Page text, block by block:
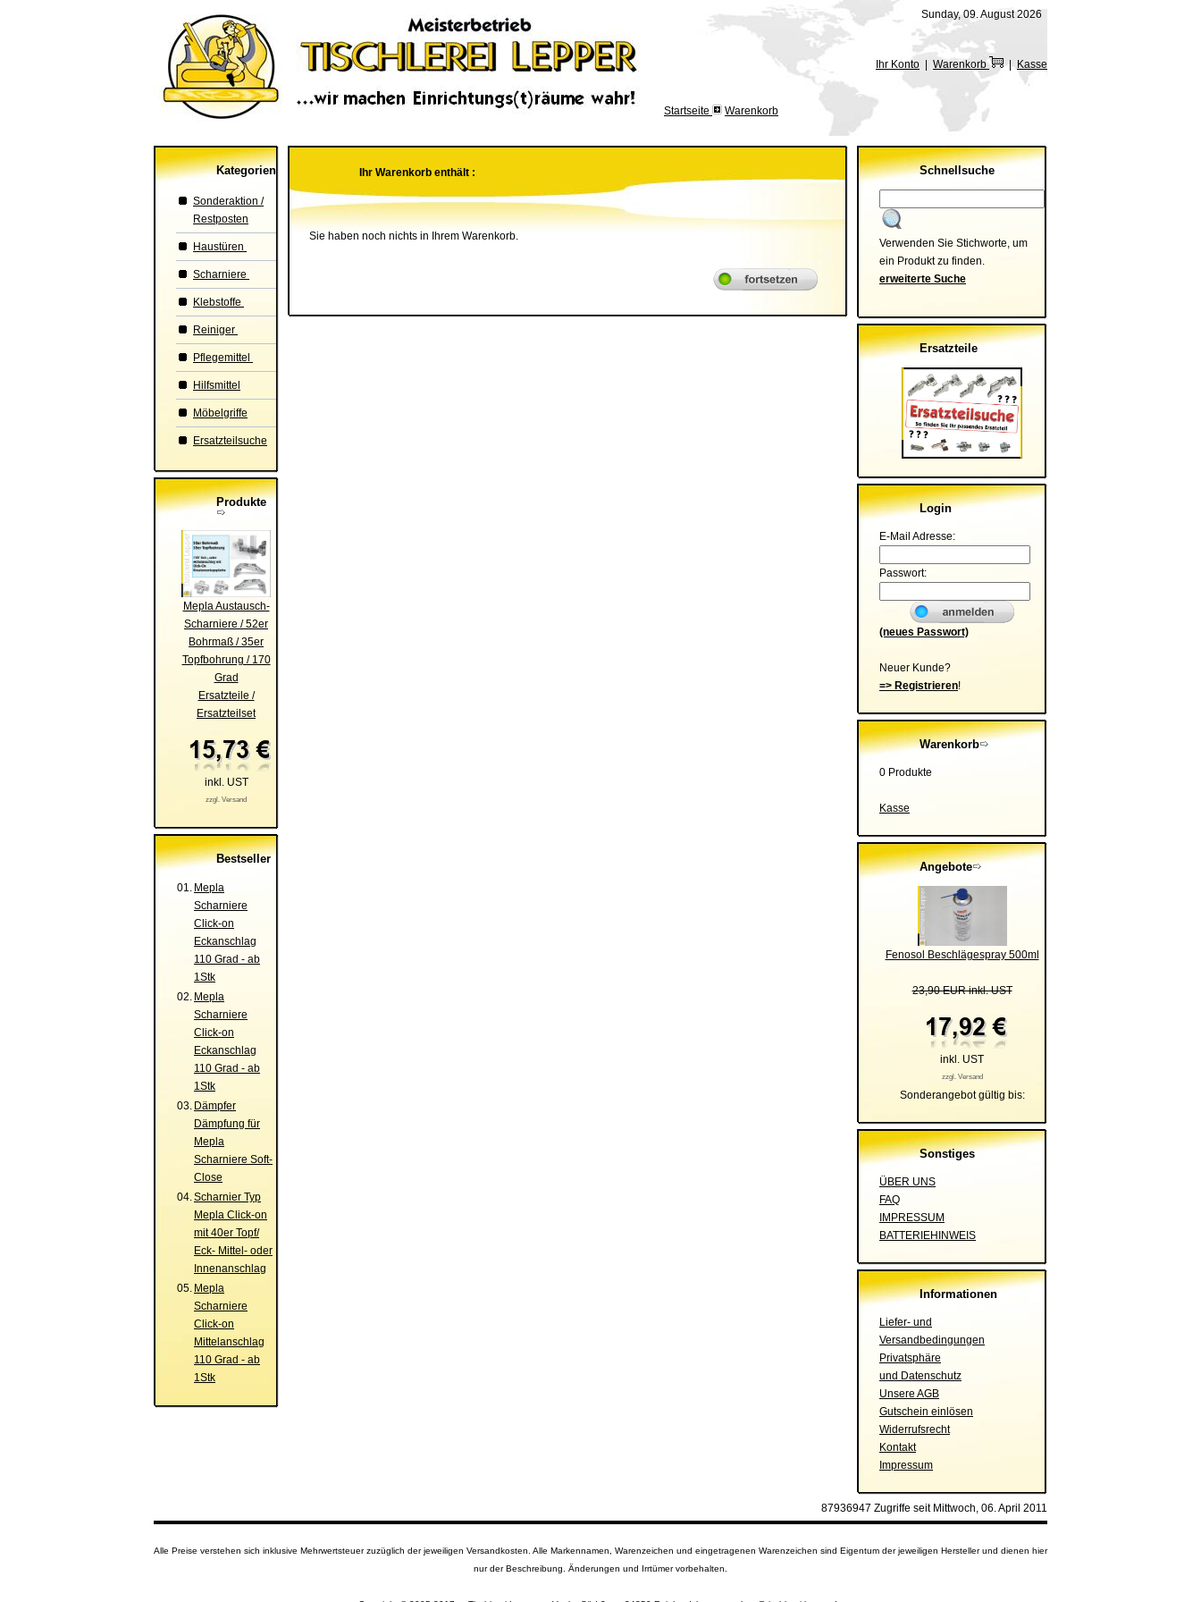
Sunday, 09. August 2026
Ihr Konto Warenkorb | Kasse
Startseite Warenkorb
Kategorien
Sonderaktion /
Restposten
Haustüren
Scharniere
Klebstoffe
Reiniger
Pflegemittel
Hilfsmittel
Möbelgriffe
Ersatzteilsuche
Produkte
Mepla Austausch-
Scharniere / 52er
Bohrmaß / 35er
Topfbohrung / 170
Grad
Ersatzteile /
Ersatzteilset
inkl. UST
zzgl. Versand
Bestseller
01. Mepla
Scharniere
Click-on
Eckanschlag
110 Grad - ab
1Stk
02. Mepla
Scharniere
Click-on
Eckanschlag
110 Grad - ab
1Stk
03. Dämpfer
Dämpfung für
Mepla
Scharniere Soft-
Close
04.Scharnier Typ
Mepla Click-on
mit 40er Topf/
Eck- Mittel- oder
Innenanschlag
05. Mepla
Scharniere
Click-on
Mittelanschlag
110 Grad - ab
1Stk
Ihr Warenkorb enthält :
Sie haben noch nichts in Ihrem Warenkorb.
Schnellsuche
Verwenden Sie Stichworte, um
ein Produkt zu finden.
erweiterte Suche
Ersatzteile
Login
E-Mail Adresse:
Passwort:
(neues Passwort)
Neuer Kunde?
=> Registrieren!
Warenkorb
0 Produkte
Kasse
Angebote
Fenosol Beschlägespray 500ml
23,90 EUR inkl. UST
inkl. UST
zzgl. Versand
Sonderangebot gültig bis:
Sonstiges
ÜBER UNS
FAQ
IMPRESSUM
BATTERIEHINWEIS
Informationen
Liefer- und
Versandbedingungen
Privatsphäre
und Datenschutz
Unsere AGB
Gutschein einlösen
Widerrufsrecht
Kontakt
Impressum
87936947 Zugriffe seit Mittwoch, 06. April 2011
Alle Preise verstehen sich inklusive Mehrwertsteuer zuzüglich der jeweiligen Versandkosten. Alle Markennamen, Warenzeichen und eingetragenen Warenzeichen sind Eigentum der jeweiligen Hersteller und dienen hier
nur der Beschreibung. Änderungen und Irrtümer vorbehalten.